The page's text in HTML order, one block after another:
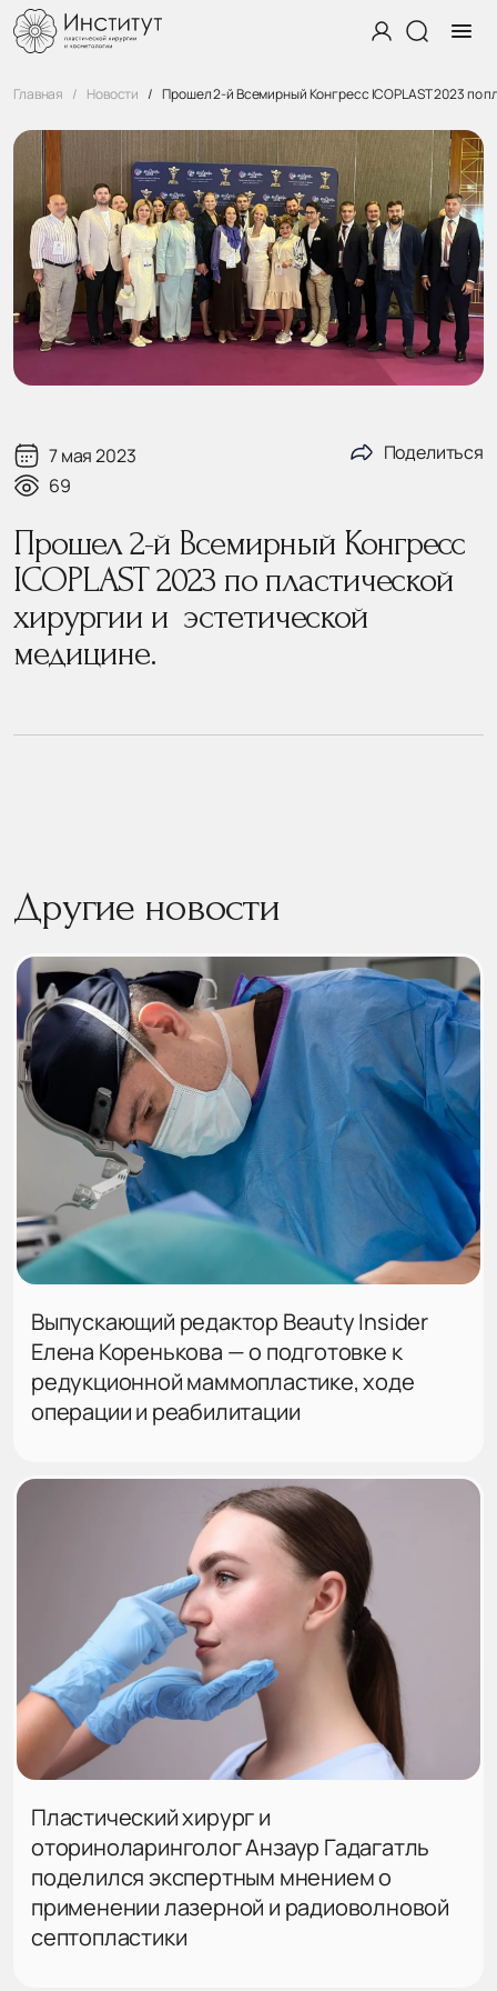
Главная Новости Прошел 2-й Всемирный Конгресс ICOPLAST 2023 по
7 мая 2023
69
Поделиться
Прошел 2-й Всемирный Конгресс
ICOPLAST 2023 по пластической
хирургии и эстетической
медицине.
Другие новости
Выпускающий редактор Beauty Insider
Елена Коренькова — о подготовке к
редукционной маммопластике, ходе
операции и реабилитации
Пластический хирург и
оториноларинголог Анзаур Гадагатль
поделился экспертным мнением о
применении лазерной и радиоволновой
септопластики